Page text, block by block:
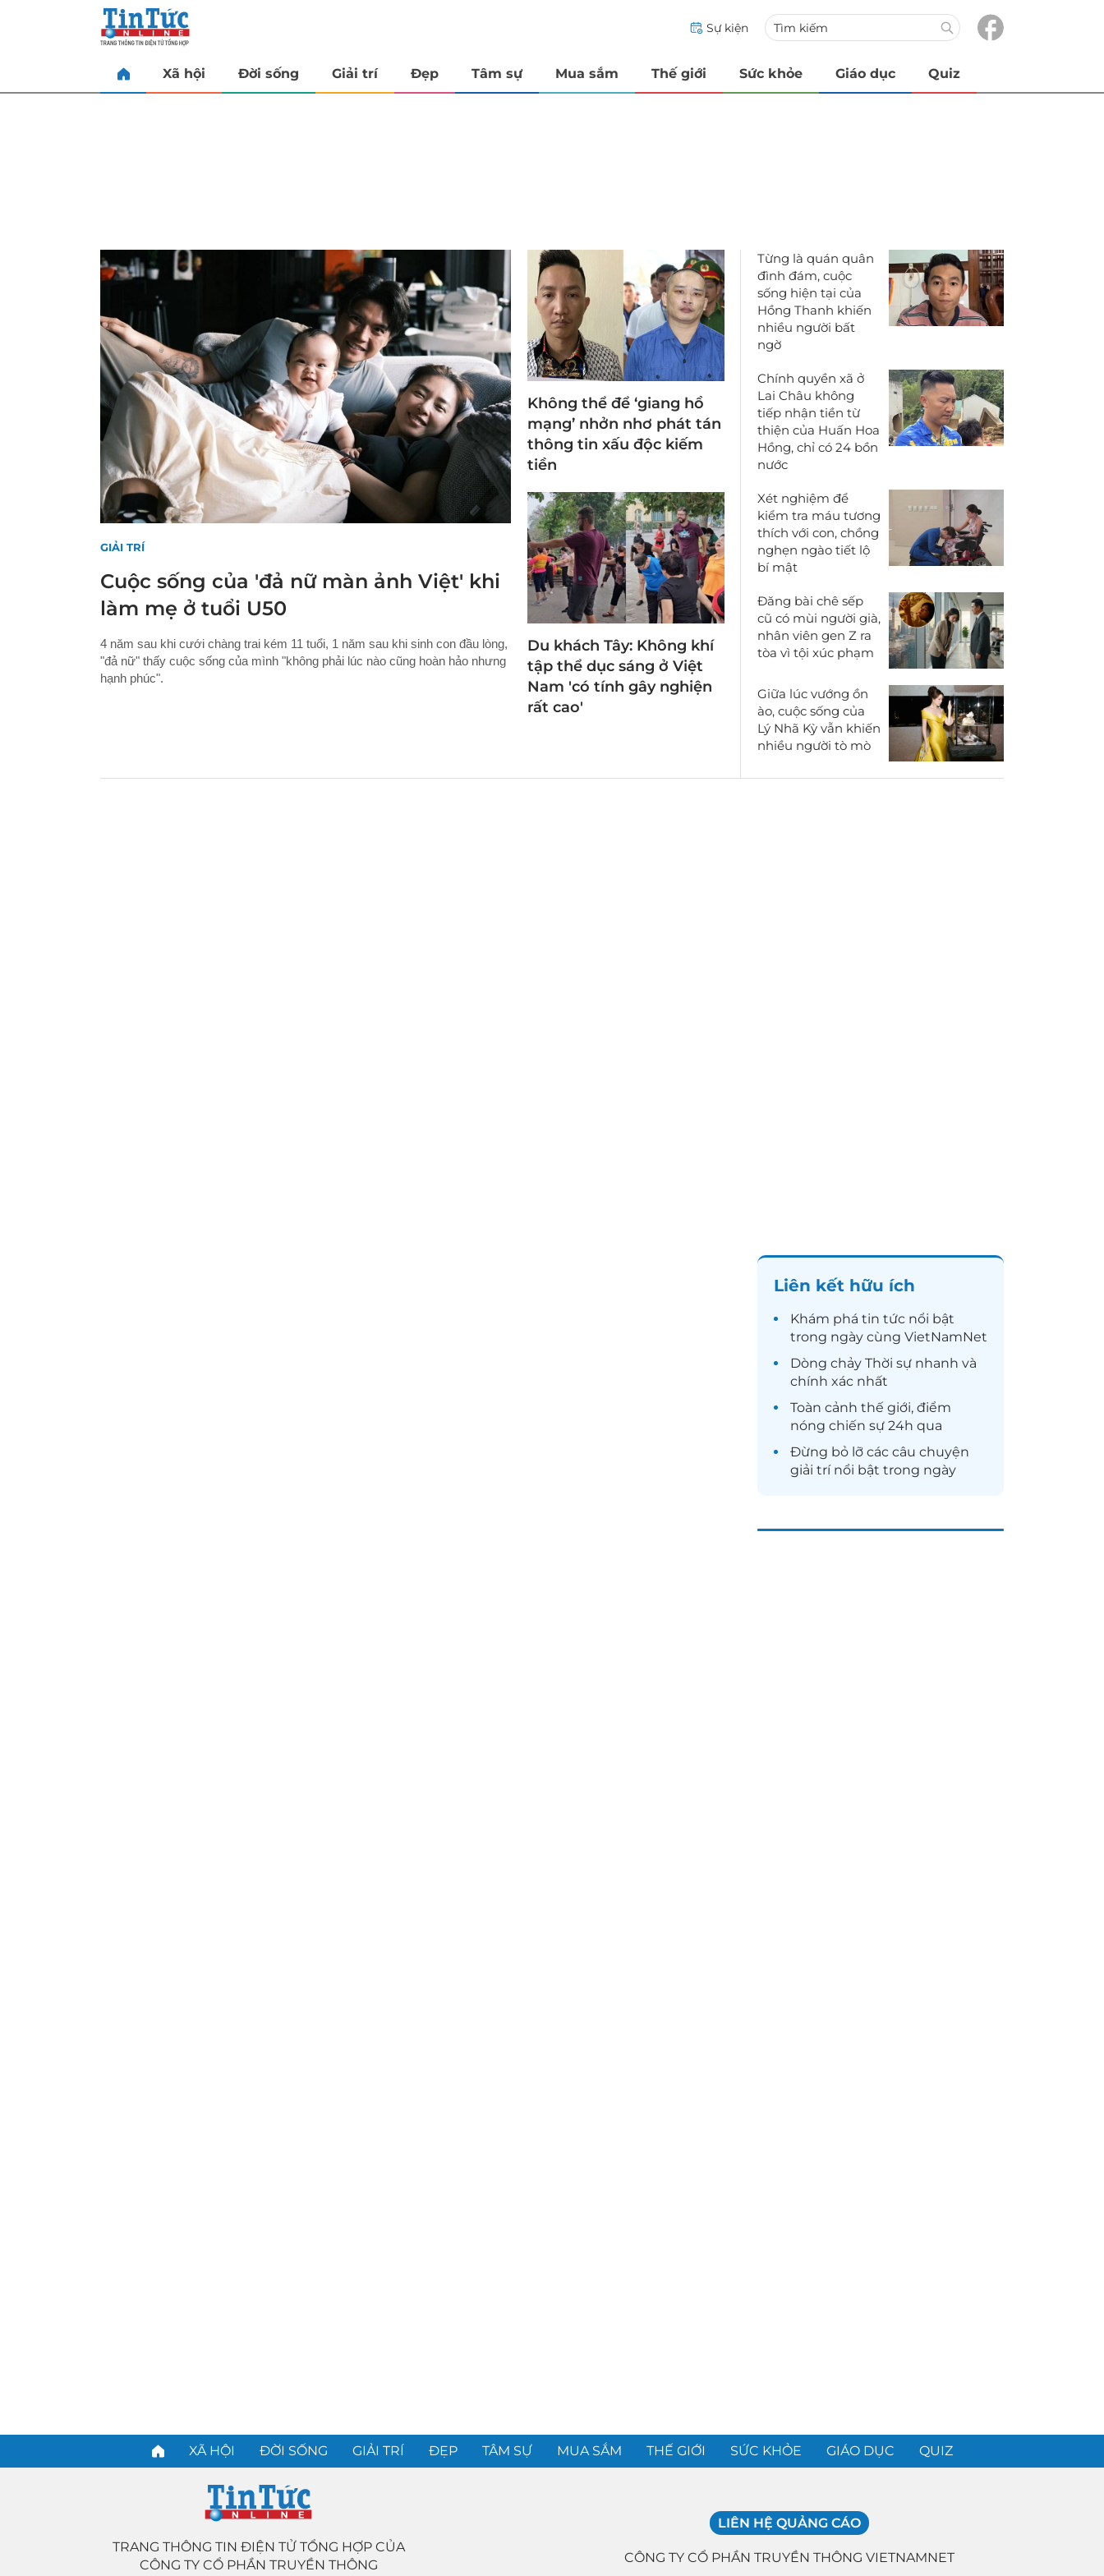
Sự kiện
Xã hội Đời sống Giải trí Đẹp Tâm sự Mua sắm Thế giới Sức khỏe Giáo dục Quiz
GIẢI TRÍ
Cuộc sống của 'đả nữ màn ảnh Việt' khi
làm mẹ ở tuổi U50
4 năm sau khi cưới chàng trai kém 11 tuổi, 1 năm sau khi sinh con đầu lòng,
"đả nữ" thấy cuộc sống của mình "không phải lúc nào cũng hoàn hảo nhưng
hạnh phúc".
Không thể để ‘giang hồ
mạng’ nhởn nhơ phát tán
thông tin xấu độc kiếm
tiền
Du khách Tây: Không khí
tập thể dục sáng ở Việt
Nam 'có tính gây nghiện
rất cao'
Từng là quán quân
đình đám, cuộc
sống hiện tại của
Hồng Thanh khiến
nhiều người bất
ngờ
Chính quyền xã ở
Lai Châu không
tiếp nhận tiền từ
thiện của Huấn Hoa
Hồng, chỉ có 24 bồn
nước
Xét nghiệm để
kiểm tra máu tương
thích với con, chồng
nghẹn ngào tiết lộ
bí mật
Đăng bài chê sếp
cũ có mùi người già,
nhân viên gen Z ra
tòa vì tội xúc phạm
Giữa lúc vướng ồn
ào, cuộc sống của
Lý Nhã Kỳ vẫn khiến
nhiều người tò mò
Liên kết hữu ích
Khám phá tin tức nổi bật
trong ngày cùng VietNamNet
Dòng chảy Thời sự nhanh và
chính xác nhất
Toàn cảnh thế giới, điểm
nóng chiến sự 24h qua
Đừng bỏ lỡ các câu chuyện
giải trínổi bật trong ngày
XÃ HỘI ĐỜI SỐNG GIẢI TRÍ ĐẸP TÂM SỰ MUA SẮM THẾ GIỚI SỨC KHỎE GIÁO DỤC QUIZ
TRANG THÔNG TIN ĐIỆN TỬ TỔNG HỢP CỦA
CÔNG TY CỔ PHẦN TRUYỀN THÔNG
LIÊN HỆ QUẢNG CÁO
CÔNG TY CỔ PHẦN TRUYỀN THÔNG VIETNAMNET